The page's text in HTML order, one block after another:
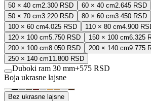
50 × 40 cm2.300 RSD 60 × 40 cm2.645 RSD
50 × 70 cm3.220 RSD 80 × 60 cm3.450 RSD
100 × 60 cm4.025 RSD 110 × 80 cm4.900
120 × 100 cm5.750 RSD 150 × 100 cm6.325
200 × 100 cm8.050 RSD 200 × 140 cm9.775
250 × 140 cm11.800 RSD
Duboki ram 30 mm+575 RSD
Boja ukrasne lajsne
Bez ukrasne lajsne